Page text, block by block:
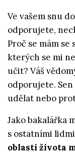
Ve vašem snu
odporujete,
Proč se mám
kterých se mi
učit? Váš
odporujete. Sen
udělat nebo
Jako bakalářka
s ostatními
oblasti života